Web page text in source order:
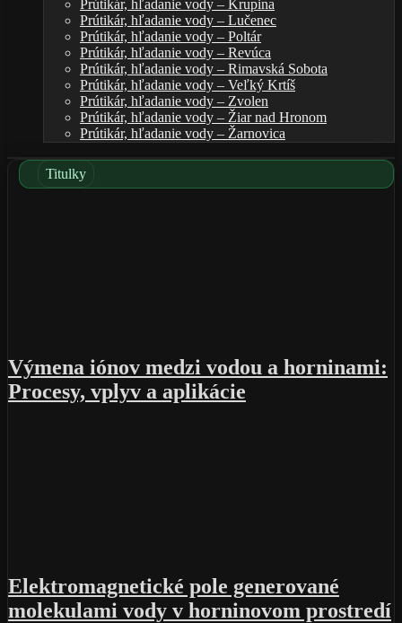
Prútikár, hľadanie vody – Krupina
Prútikár, hľadanie vody – Lučenec
Prútikár, hľadanie vody – Poltár
Prútikár, hľadanie vody – Revúca
Prútikár, hľadanie vody – Rimavská Sobota
Prútikár, hľadanie vody – Veľký Krtíš
Prútikár, hľadanie vody – Zvolen
Prútikár, hľadanie vody – Žiar nad Hronom
Prútikár, hľadanie vody – Žarnovica
Titulky
Výmena iónov medzi vodou a horninami:
Procesy, vplyv a aplikácie
Elektromagnetické pole generované
molekulami vody v horninovom prostredí